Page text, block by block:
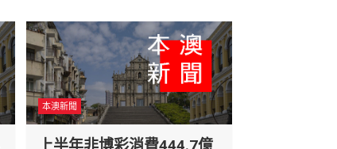
本澳新聞